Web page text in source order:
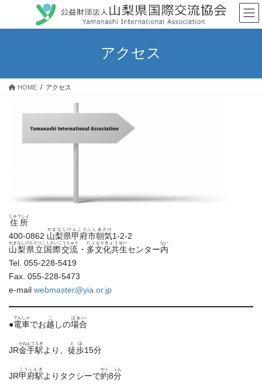
テ
ス
ゲ
ン
アクセス
HOME アクセス
住所
じゅうしょ
400-0862 山梨県甲府市朝気
やまなしけんこうふしあさけ
1-2-2
山梨県立国際交流
やまなしけんりつこくさいこうりゅう
・ 多文化共生
たぶんかきょうせい
センター内
ない
Tel. 055-228-5419
Fax. 055-228-5473
e-mail webmaster@yia.or.jp
●電車
でんしゃ
でお越
こ
しの場合
ばあい
JR金手駅
かねんてえき
より、 徒歩
とほ
15分
JR甲府駅
こうふえき
よりタクシーで約
やく
8分
ふん